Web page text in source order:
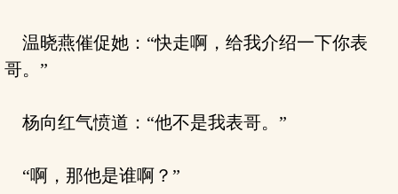
温晓燕催促她：“快走啊，给我介绍一下你表
哥。”
杨向红气愤道：“他不是我表哥。”
“啊，那他是谁啊？”